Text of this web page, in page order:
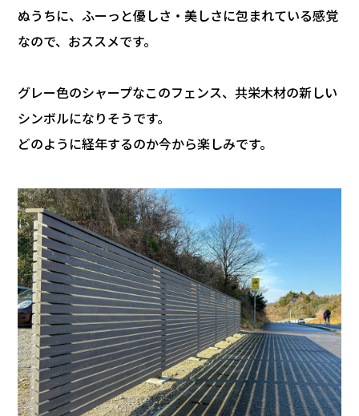
ぬうちに、ふーっと優しさ・美しさに包まれている感覚
なので、おススメです。
グレー色のシャープなこのフェンス、共栄木材の新しい
シンボルになりそうです。
どのように経年するのか今から楽しみです。